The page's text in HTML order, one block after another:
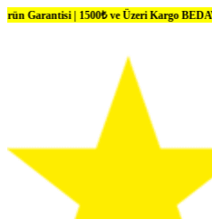
| 1500₺ ve Üzeri Kargo BEDAVA |